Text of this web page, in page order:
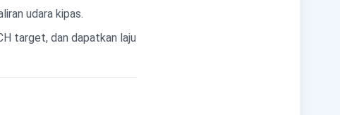
udara kipas.
target, dan dapatkan laju